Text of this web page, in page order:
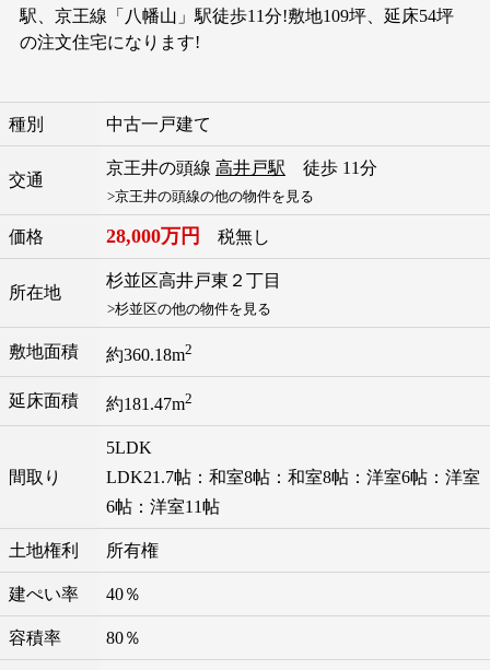
駅、京王線「八幡山」駅徒歩11分!敷地109坪、延床54坪
の注文住宅になります!
種別 中古一戸建て
交通
京王井の頭線 高井戸駅 徒歩 11分
>京王井の頭線の他の物件を見る
価格 28,000万円 税無し
所在地
杉並区高井戸東 ２丁目
>杉並区の他の物件を見る
敷地面積 約360.18m2
延床面積 約181.47m2
間取り
5LDK
LDK21.7帖：和室8帖：和室8帖：洋室6帖：洋室
6帖：洋室11帖
土地権利 所有権
建ぺい率 40％
容積率 80％